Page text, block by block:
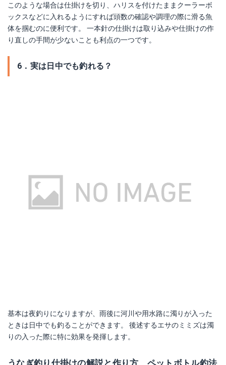
このような場合は仕掛けを切り、ハリスを付けたままクーラーボ
ックスなどに入れるようにすれば頭数の確認や調理の際に滑る魚
体を掴むのに便利です。 一本針の仕掛けは取り込みや仕掛けの作
り直しの手間が少ないことも利点の一つです。
6．実は日中でも釣れる？
基本は夜釣りになりますが、雨後に河川や用水路に濁りが入った
ときは日中でも釣ることができます。 後述するエサのミミズは濁
りの入った際に特に効果を発揮します。
うなぎ釣り仕掛けの解説と作り方 ペットボトル釣法